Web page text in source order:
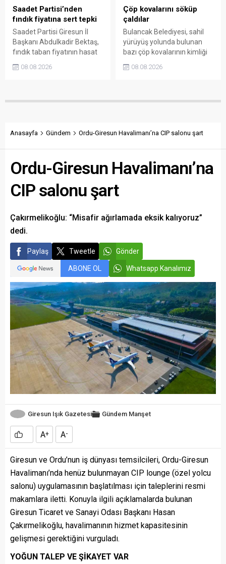
Saadet Partisi’nden
fındık fiyatına sert tepki
Saadet Partisi Giresun İl
Başkanı Abdulkadir Bektaş,
fındık taban fiyatının hasat
açıklanmamasına tepki
belirterek üreticiyi memnun
savundu.
08.08.2026
Çöp kovalarını söküp
çaldılar
Bulancak Belediyesi, sahil
yürüyüş yolunda bulunan
bazı çöp kovalarının kimliği
sökülerek çalındığını açıkladı.
vatandaşlardan ihbar
08.08.2026
Anasayfa Gündem Ordu-Giresun Havalimanı’na CIP salonu şart
Ordu-Giresun Havalimanı’na
CIP salonu şart
Çakırmelikoğlu: “Misafir ağırlamada eksik kalıyoruz”
dedi.
Paylaş Tweetle Gönder
ABONE OL Whatsapp Kanalımız
Giresun Işık Gazetesi Gündem Manşet
A+ A-
Giresun ve Ordu’nun iş dünyası temsilcileri, Ordu-Giresun
Havalimanı’nda henüz bulunmayan CIP lounge (özel yolcu
salonu) uygulamasının başlatılması için taleplerini resmi
makamlara iletti. Konuyla ilgili açıklamalarda bulunan
Giresun Ticaret ve Sanayi Odası Başkanı Hasan
Çakırmelikoğlu, havalimanının hizmet kapasitesinin
gelişmesi gerektiğini vurguladı.
YOĞUN TALEP VE ŞİKAYET VAR